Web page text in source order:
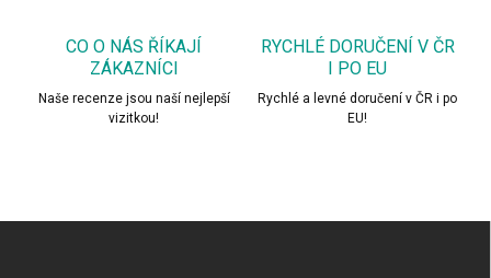
CO O NÁS ŘÍKAJÍ
ZÁKAZNÍCI
Naše recenze jsou naší nejlepší
vizitkou!
RYCHLÉ DORUČENÍ V ČR
I PO EU
Rychlé a levné doručení v ČR i po
EU!